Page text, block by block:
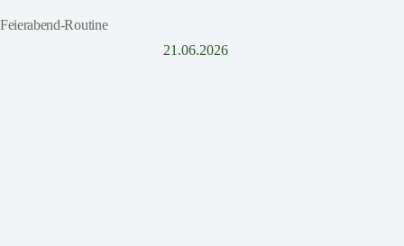
Feierabend-Routine
21.06.2026